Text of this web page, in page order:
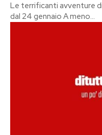
Le terrificanti avventure
dal 24 gennaio A meno...